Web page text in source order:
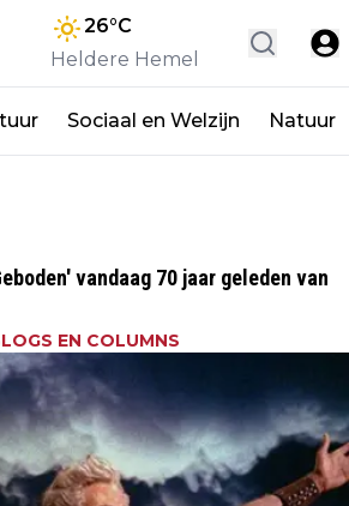
26°C
Heldere Hemel
Sociaal en Welzijn Natuur
vandaag 70 jaar geleden van
EN COLUMNS